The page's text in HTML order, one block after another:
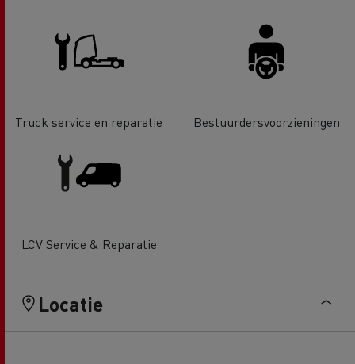
Truck service en reparatie Bestuurdersvoorzieningen
LCV Service & Reparatie
Locatie